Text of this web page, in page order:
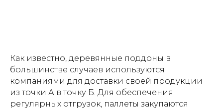
Как известно, деревянные поддоны в
большинстве случаев используются
компаниями для доставки своей продукции
из точки А в точку Б. Для обеспечения
регулярных отгрузок, паллеты закупаются